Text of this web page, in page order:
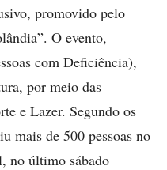
promovido pelo
O evento,
com Deficiência),
por meio das
e Lazer. Segundo os
mais de 500 pessoas no
no último sábado